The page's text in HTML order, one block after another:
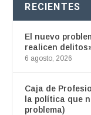
RECIENTES
El nuevo
realicen
6 agosto, 2026
Caja de
la política que
problema)